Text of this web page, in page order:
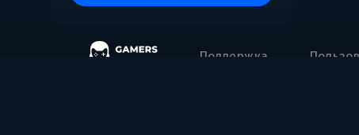
Поддержка